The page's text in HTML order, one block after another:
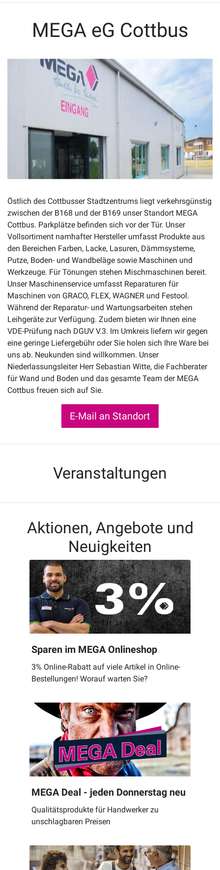
MEGA eG Cottbus
Östlich des Cottbusser Stadtzentrums liegt verkehrsgünstig
zwischen der B168 und der B169 unser Standort MEGA
Cottbus. Parkplätze befinden sich vor der Tür. Unser
Vollsortiment namhafter Hersteller umfasst Produkte aus
den Bereichen Farben, Lacke, Lasuren, Dämmsysteme,
Putze, Boden- und Wandbeläge sowie Maschinen und
Werkzeuge. Für Tönungen stehen Mischmaschinen bereit.
Unser Maschinenservice umfasst Reparaturen für
Maschinen von GRACO, FLEX, WAGNER und Festool.
Während der Reparatur- und Wartungsarbeiten stehen
Leihgeräte zur Verfügung. Zudem bieten wir Ihnen eine
VDE-Prüfung nach DGUV V.3. Im Umkreis liefern wir gegen
eine geringe Liefergebühr oder Sie holen sich Ihre Ware bei
uns ab. Neukunden sind willkommen. Unser
Niederlassungsleiter Herr Sebastian Witte, die Fachberater
für Wand und Boden und das gesamte Team der MEGA
Cottbus freuen sich auf Sie.
E-Mail an Standort
Veranstaltungen
Aktionen, Angebote und
Neuigkeiten
Sparen im MEGA Onlineshop
3% Online-Rabatt auf viele Artikel in Online-
Bestellungen! Worauf warten Sie?
MEGA Deal - jeden Donnerstag neu
Qualitätsprodukte für Handwerker zu
unschlagbaren Preisen